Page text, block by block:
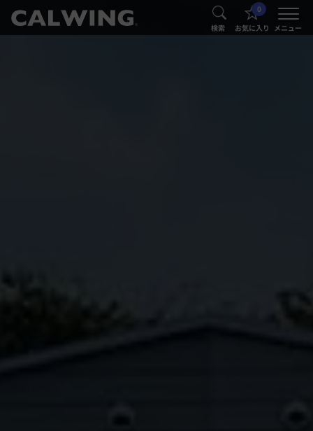
® 検索
0
お気に入り メニュー
®